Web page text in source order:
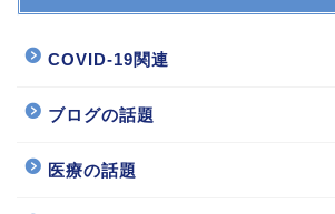
COVID-19関連
ブログの話題
医療の話題